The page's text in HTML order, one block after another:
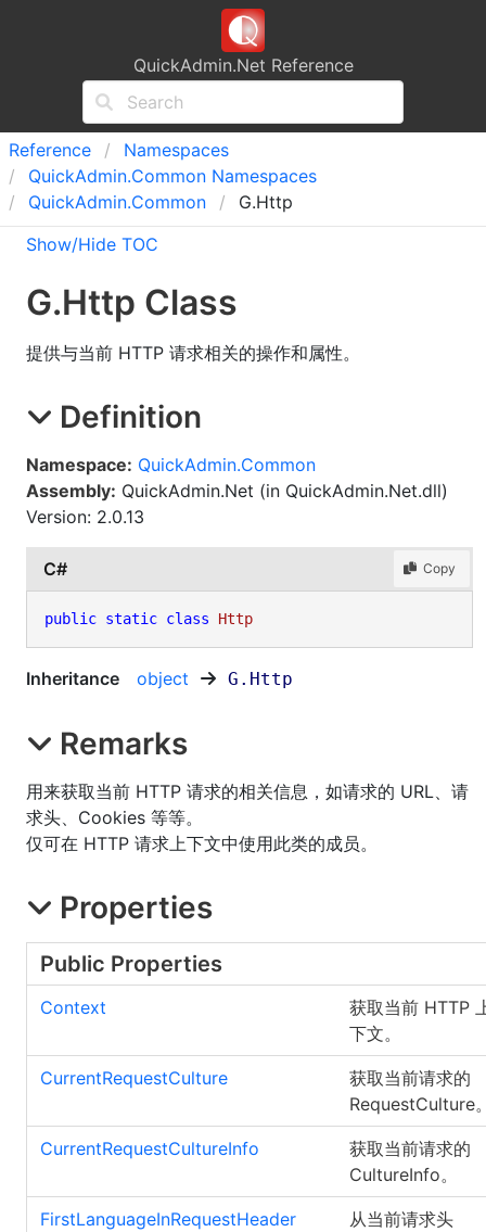
QuickAdmin.Net Reference
Reference
Namespaces
QuickAdmin.Common Namespaces
QuickAdmin.Common
G.Http
Show/Hide TOC
G.Http Class
提供与当前 HTTP 请求相关的操作和属性。
Definition
Namespace: QuickAdmin.Common
Assembly: QuickAdmin.Net (in QuickAdmin.Net.dll)
Version: 2.0.13
C# Copy
public static class Http
Inheritance object G . Http
Remarks
用来获取当前 HTTP 请求的相关信息，如请求的 URL、请
求头、Cookies 等等。
仅可在 HTTP 请求上下文中使用此类的成员。
Properties
Public Properties
Context
获取当前 HTTP
下文。
CurrentRequestCulture
获取当前请求的
RequestCulture
CurrentRequestCultureInfo
获取当前请求的
CultureInfo。
FirstLanguageInRequestHeader
从当前请求头